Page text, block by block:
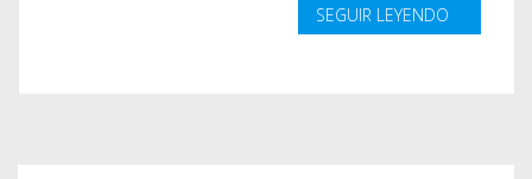
SEGUIR LEYENDO